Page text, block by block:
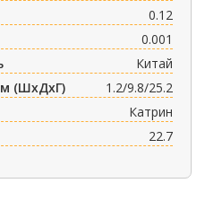
0.12
0.001
Китай
(ШxДxГ)
1.2/9.8/25.2
Катрин
22.7